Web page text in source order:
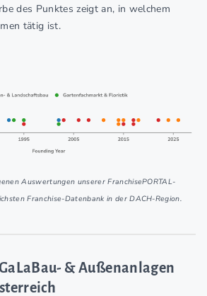
des Punktes zeigt an, in welchem
tätig ist.
Auswertungen unserer FranchisePORTAL-
Franchise-Datenbank in der DACH-Region.
& Außenanlagen